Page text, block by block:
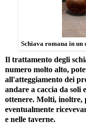
Schiava romana in un
Il trattamento degli
numero molto alto,
all'atteggiamento dei
andare a caccia da soli
ottenere. Molti, inoltre,
eventualmente
e nelle taverne.